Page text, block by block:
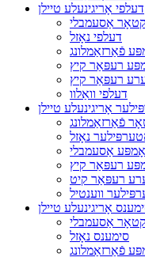
דעלפי אָריגינעלע טיילן
אַסעמבלי
דעלפי נאָזל
פֿאַרזאַמלונג
רעפּאַר קיץ
רעפּאַר קיץ
דעלפי וואַלוו
אָריגינעלע טיילן
פֿאַרזאַמלונג
נאָזל
אַסעמבלי
רעפּאַר קיץ
רעפּאַר קיט
ווענטיל
אָריגינעלע טיילן
אַסעמבלי
סימענס נאָזל
פֿאַרזאַמלונג